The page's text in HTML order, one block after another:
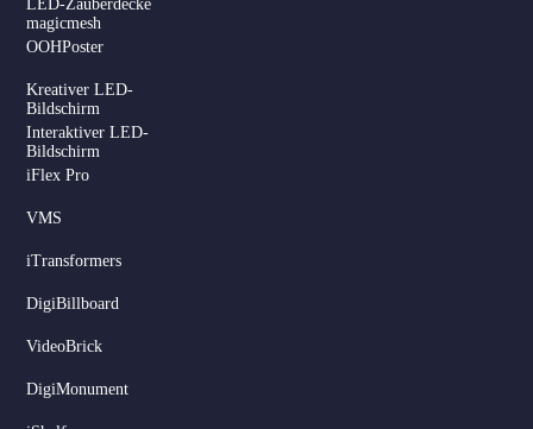
LED-Zauberdecke
magicmesh
OOHPoster
Kreativer LED-
Bildschirm
Interaktiver LED-
Bildschirm
iFlex Pro
VMS
iTransformers
DigiBillboard
VideoBrick
DigiMonument